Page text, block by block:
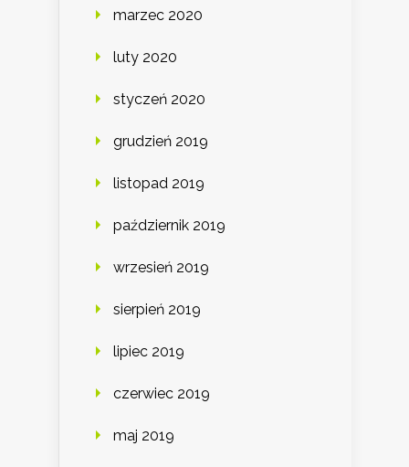
marzec 2020
luty 2020
styczeń 2020
grudzień 2019
listopad 2019
październik 2019
wrzesień 2019
sierpień 2019
lipiec 2019
czerwiec 2019
maj 2019